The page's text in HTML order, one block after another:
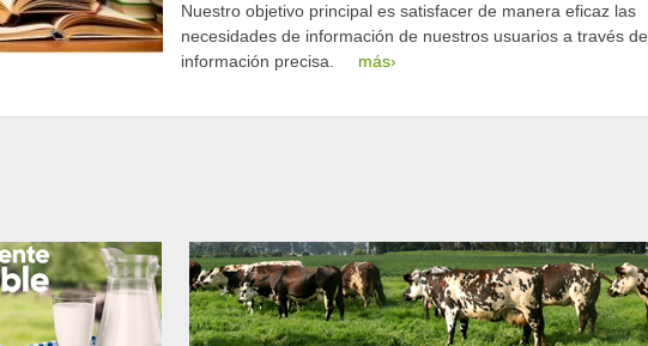
Nuestro objetivo principal es satisfacer de manera eficaz las
necesidades de información de nuestros usuarios a través de
información precisa. más›